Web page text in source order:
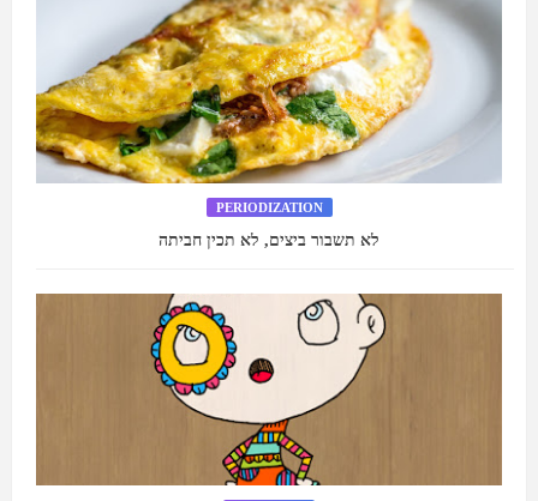
PERIODIZATION
לא תשבור ביצים, לא תכין חביתה